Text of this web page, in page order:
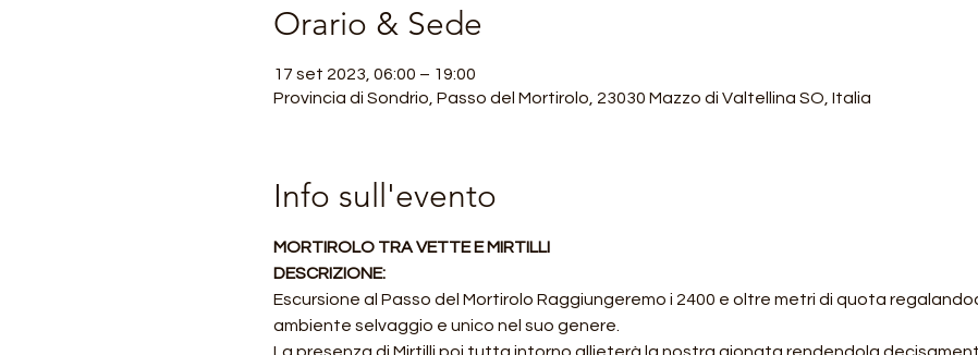
Orario & Sede
17 set 2023, 06:00 – 19:00
Provincia di Sondrio, Passo del Mortirolo, 23030 Mazzo di Valtellina SO, Italia
Info sull'evento
MORTIROLO TRA VETTE E MIRTILLI
DESCRIZIONE:
Escursione al Passo del Mortirolo Raggiungeremo i 2400 e oltre metri di quota
ambiente selvaggio e unico nel suo genere.